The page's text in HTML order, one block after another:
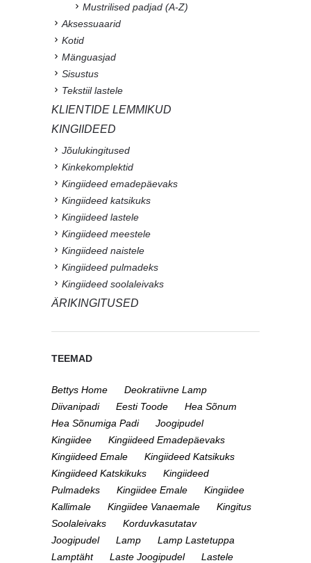
Mustrilised padjad (A-Z)
Aksessuaarid
Kotid
Mänguasjad
Sisustus
Tekstiil lastele
KLIENTIDE LEMMIKUD
KINGIIDEED
Jõulukingitused
Kinkekomplektid
Kingiideed emadepäevaks
Kingiideed katsikuks
Kingiideed lastele
Kingiideed meestele
Kingiideed naistele
Kingiideed pulmadeks
Kingiideed soolaleivaks
ÄRIKINGITUSED
TEEMAD
Bettys Home
Deokratiivne Lamp
Diivanipadi
Eesti Toode
Hea Sõnum
Hea Sõnumiga Padi
Joogipudel
Kingiidee
Kingiideed Emadepäevaks
Kingiideed Emale
Kingiideed Katsikuks
Kingiideed Katskikuks
Kingiideed
Pulmadeks
Kingiidee Emale
Kingiidee
Kallimale
Kingiidee Vanaemale
Kingitus
Soolaleivaks
Korduvkasutatav
Joogipudel
Lamp
Lamp Lastetuppa
Lamptäht
Laste Joogipudel
Lastele